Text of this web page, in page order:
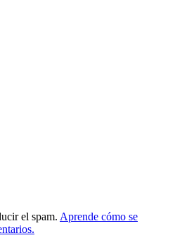
el spam. Aprende cómo se